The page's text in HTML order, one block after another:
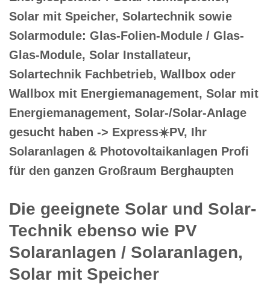
Solar mit Speicher, Solartechnik sowie
Solarmodule: Glas-Folien-Module / Glas-
Glas-Module, Solar Installateur,
Solartechnik Fachbetrieb, Wallbox oder
Wallbox mit Energiemanagement, Solar mit
Energiemanagement, Solar-/Solar-Anlage
gesucht haben -> Express☀️PV️, Ihr
Solaranlagen & Photovoltaikanlagen Profi
für den ganzen Großraum Berghaupten
Die geeignete Solar und Solar-
Technik ebenso wie PV
Solaranlagen / Solaranlagen,
Solar mit Speicher